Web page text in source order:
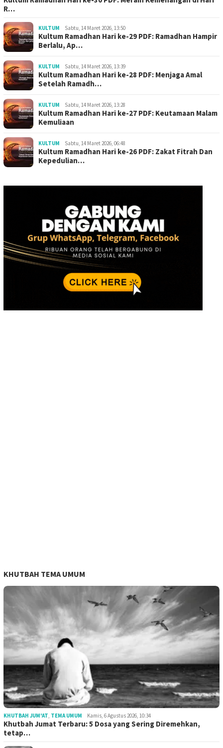
R…
KULTUM Sabtu, 14 Maret 2026, 13:50
Kultum Ramadhan Hari ke-29 PDF: Ramadhan Hampir
Berlalu, Ap…
KULTUM Sabtu, 14 Maret 2026, 13:39
Kultum Ramadhan Hari ke-28 PDF: Menjaga Amal
Setelah Ramadh…
KULTUM Sabtu, 14 Maret 2026, 13:28
Kultum Ramadhan Hari ke-27 PDF: Keutamaan Malam
Kemuliaan
KULTUM Sabtu, 14 Maret 2026, 06:48
Kultum Ramadhan Hari ke-26 PDF: Zakat Fitrah Dan
Kepedulian…
KHUTBAH TEMA UMUM
KHUTBAH JUM'AT, TEMA UMUM Kamis, 6 Agustus 2026, 10:34
Khutbah Jumat Terbaru: 5 Dosa yang Sering Diremehkan,
tetap…